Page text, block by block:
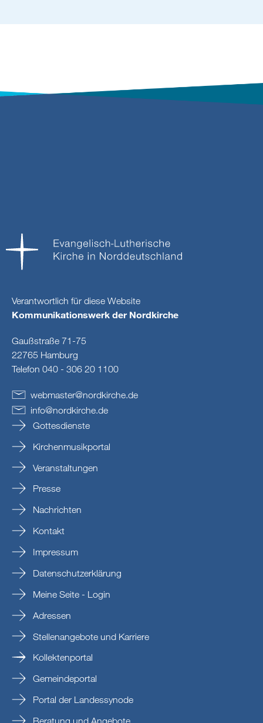
Verantwortlich für diese Website
Kommunikationswerk der Nordkirche
Gaußstraße 71-75
22765 Hamburg
Telefon 040 - 306 20 1100
webmaster@nordkirche.de
info@nordkirche.de
Gottesdienste
Kirchenmusikportal
Veranstaltungen
Presse
Nachrichten
Kontakt
Impressum
Datenschutzerklärung
Meine Seite - Login
Adressen
Stellenangebote und Karriere
Kollektenportal
Gemeindeportal
Portal der Landessynode
Beratung und Angebote